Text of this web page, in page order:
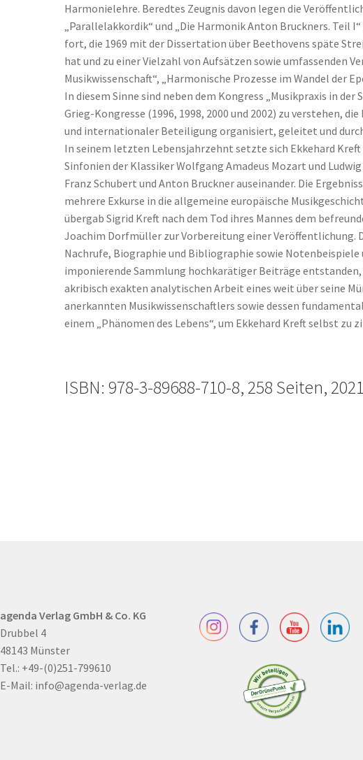
Harmonielehre. Beredtes Zeugnis davon legen die
„Parallelakkordik“ und „Die Harmonik Anton Bruckners. Teil
fort, die 1969 mit der Dissertation über Beethovens späte
hat und zu einer Vielzahl von Aufsätzen sowie umfassenden
Musikwissenschaft“, „Harmonische Prozesse im Wandel der
In diesem Sinne sind neben dem Kongress „Musikpraxis in der
Grieg-Kongresse (1996, 1998, 2000 und 2002) zu verstehen,
und internationaler Beteiligung organisiert, geleitet und
In seinem letzten Lebensjahrzehnt setzte sich Ekkehard
Sinfonien der Klassiker Wolfgang Amadeus Mozart und
Franz Schubert und Anton Bruckner auseinander. Die
mehrere Exkurse in die allgemeine europäische
übergab Sigrid Kreft nach dem Tod ihres Mannes dem
Joachim Dorfmüller zur Vorbereitung einer Veröffentlichung.
Nachrufe, Biographie und Bibliographie sowie Notenbeispiele
imponierende Sammlung hochkarätiger Beiträge
akribisch exakten analytischen Arbeit eines weit über seine
anerkannten Musikwissenschaftlers sowie dessen
einem „Phänomen des Lebens“, um Ekkehard Kreft selbst zu
ISBN: 978-3-89688-710-8, 258 Seiten, 2021
agenda Verlag GmbH & Co. KG
Drubbel 4
48143 Münster
Tel.: +49-(0)251-799610
E-Mail: info@agenda-verlag.de